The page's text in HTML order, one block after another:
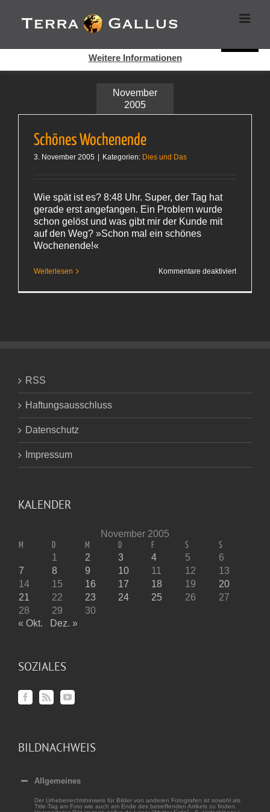
Inhalt
springen
November
2005
Schönes Wochenende
3. November 2005 Kategorien: Dies und Das
Wie spät ist es? 8:48 Uhr. Super, der Tag hat
gerade erst angefangen. Ein Problem wurde
schon gelöst und was gibt mir der Kunde mit
auf den Weg? »Schon mal ein schönes
Wochenende!«
Weiterlesen Kommentare deaktiviertfür
RSS
Haftungsausschluss
Datenschutz
Impressum
KALENDER
November 2005
M D M D F S S
1 2 3 4 5
6
7
8 9 10 11 12
13
14
15 16 17 18 19
20
21
22 23 24 25 26
27
28
29
30
« Okt.
Dez. »
SOZIALES
BILDNACHWEIS
Allgemeines
Der Urheberrechtshinweis für Bilder von anderen Fotografen ist sowohl als
Title-Tag am Foto wie auch am Ende des betreffenden Artikels zu finden.
Cookies helfen auf auf dieser Seite bei der Bereitstellung der
Dienste. Durch die Nutzung dieser Webseite erklären Sie sich
Weitere Informationen